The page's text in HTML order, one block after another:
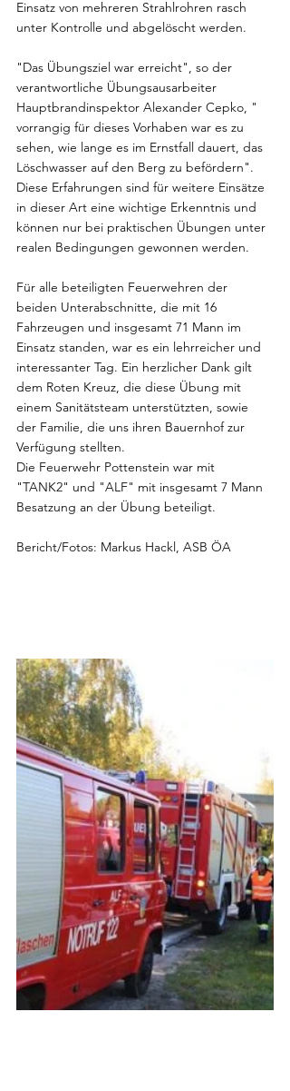
Einsatz von mehreren Strahlrohren rasch
unter Kontrolle und abgelöscht werden.
"Das Übungsziel war erreicht", so der
verantwortliche Übungsausarbeiter
Hauptbrandinspektor Alexander Cepko, "
vorrangig für dieses Vorhaben war es zu
sehen, wie lange es im Ernstfall dauert, das
Löschwasser auf den Berg zu befördern".
Diese Erfahrungen sind für weitere Einsätze
in dieser Art eine wichtige Erkenntnis und
können nur bei praktischen Übungen unter
realen Bedingungen gewonnen werden.
Für alle beteiligten Feuerwehren der
beiden Unterabschnitte, die mit 16
Fahrzeugen und insgesamt 71 Mann im
Einsatz standen, war es ein lehrreicher und
interessanter Tag. Ein herzlicher Dank gilt
dem Roten Kreuz, die diese Übung mit
einem Sanitätsteam unterstützten, sowie
der Familie, die uns ihren Bauernhof zur
Verfügung stellten.
Die Feuerwehr Pottenstein war mit
"TANK2" und "ALF" mit insgesamt 7 Mann
Besatzung an der Übung beteiligt.
Bericht/Fotos: Markus Hackl, ASB ÖA